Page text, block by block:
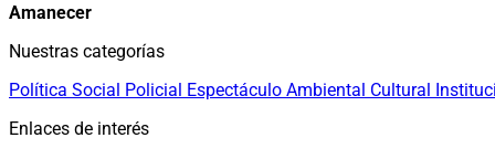
Amanecer
Nuestras categorías
Política Social Policial Espectáculo Ambiental Cultural
Enlaces de interés